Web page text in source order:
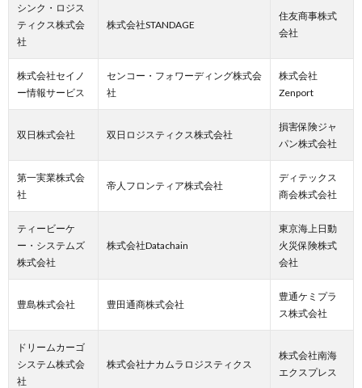
シンク・ロジス
ティクス株式会
社
株式会社STANDAGE
住友商事株式
会社
株式会社セイノ
ー情報サービス
センコー・フォワーディング株式会
社
株式会社
Zenport
双日株式会社 双日ロジスティクス株式会社
損害保険ジャ
パン株式会社
第一実業株式会
社
帝人フロンティア株式会社
ディテックス
商会株式会社
ティービーケ
ー・システムズ
株式会社
株式会社Datachain
東京海上日動
火災保険株式
会社
豊島株式会社 豊田通商株式会社
豊通ケミプラ
ス株式会社
ドリームカーゴ
システム株式会
社
株式会社ナカムラロジスティクス
株式会社南海
エクスプレス